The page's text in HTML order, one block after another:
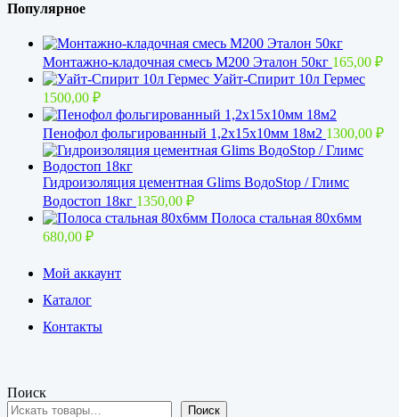
Популярное
Монтажно-кладочная смесь М200 Эталон 50кг 165,00 ₽
Уайт-Спирит 10л Гермес
1500,00 ₽
Пенофол фольгированный 1,2x15х10мм 18м2 1300,00 ₽
Гидроизоляция цементная Glims BoдoStop / Глимс
Водостоп 18кг 1350,00 ₽
Полоса стальная 80х6мм
680,00 ₽
Мой аккаунт
Каталог
Контакты
Поиск
Поиск